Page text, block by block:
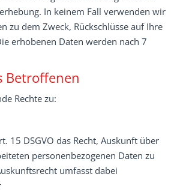
In keinem Fall verwenden wir
zu dem Zweck, Rückschlüsse auf Ihre
erhobenen Daten werden nach 7
Betroffenen
Rechte zu:
15 DSGVO das Recht, Auskunft über
personenbezogenen Daten zu
umfasst dabei